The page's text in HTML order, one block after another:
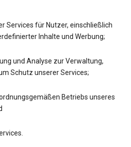
Services für Nutzer, einschließlich
Inhalte und Werbung;
und Analyse zur Verwaltung,
Schutz unserer Services;
Betriebs unseres